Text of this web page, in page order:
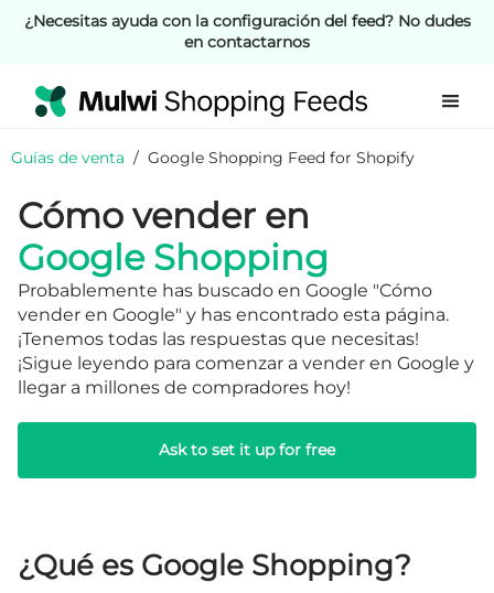
¿Necesitas ayuda con la configuración del feed? No dudes
en contactarnos
Guías de venta / Google Shopping Feed for Shopify
Cómo vender en
Google Shopping
Probablemente has buscado en Google "Cómo
vender en Google" y has encontrado esta página.
¡Tenemos todas las respuestas que necesitas!
¡Sigue leyendo para comenzar a vender en Google y
llegar a millones de compradores hoy!
Ask to set it up for free
¿Qué es Google Shopping?